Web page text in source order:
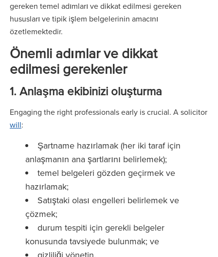
gereken temel adımları ve dikkat edilmesi gereken
hususları ve tipik işlem belgelerinin amacını
özetlemektedir.
Önemli adımlar ve dikkat
edilmesi gerekenler
1. Anlaşma ekibinizi oluşturma
Engaging the right professionals early is crucial. A solicitor
will:
Şartname hazırlamak (her iki taraf için
anlaşmanın ana şartlarını belirlemek);
temel belgeleri gözden geçirmek ve
hazırlamak;
Satıştaki olası engelleri belirlemek ve
çözmek;
durum tespiti için gerekli belgeler
konusunda tavsiyede bulunmak; ve